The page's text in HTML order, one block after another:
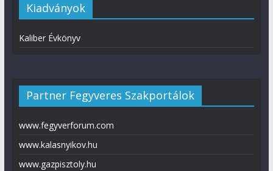
Kiadványok
Kaliber Évkönyv
Partner Fegyveres Szakportálok
www.fegyverforum.com
www.kalasnyikov.hu
www.gazpisztoly.hu